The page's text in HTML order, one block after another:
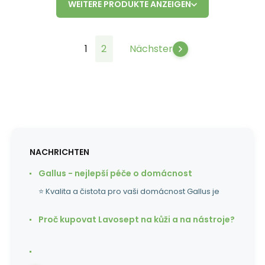
WEITERE PRODUKTE ANZEIGEN
1 2 Nächster
NACHRICHTEN
Gallus - nejlepší péče o domácnost
⭐ Kvalita a čistota pro vaši domácnost Gallus je
Proč kupovat Lavosept na kůži a na nástroje?